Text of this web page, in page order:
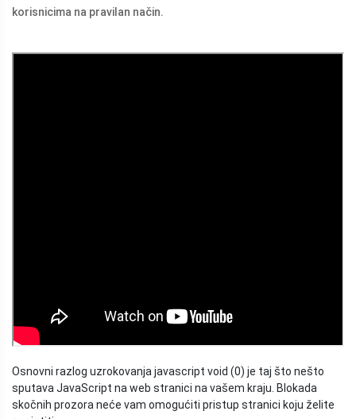
korisnicima na pravilan način.
Osnovni razlog uzrokovanja javascript void (0) je taj što nešto
sputava JavaScript na web stranici na vašem kraju. Blokada
skočnih prozora neće vam omogućiti pristup stranici koju želite